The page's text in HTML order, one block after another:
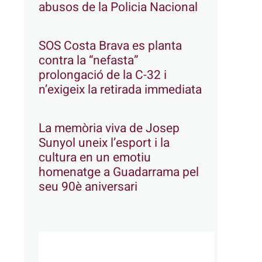
abusos de la Policia Nacional
SOS Costa Brava es planta
contra la “nefasta”
prolongació de la C-32 i
n’exigeix la retirada immediata
La memòria viva de Josep
Sunyol uneix l’esport i la
cultura en un emotiu
homenatge a Guadarrama pel
seu 90è aniversari